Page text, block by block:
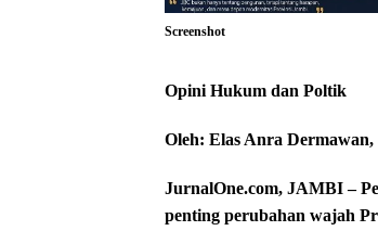
Screenshot
Opini Hukum dan Poltik
Oleh: Elas Anra Dermawan,
JurnalOne.com, JAMBI –
penting perubahan wajah